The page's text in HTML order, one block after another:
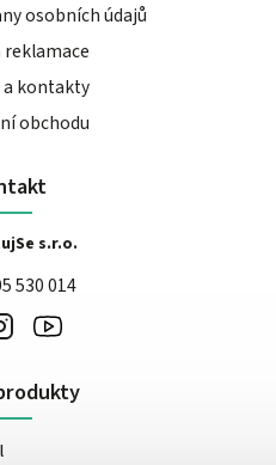
osobních údajů
reklamace
a kontakty
obchodu
s.r.o.
530 014